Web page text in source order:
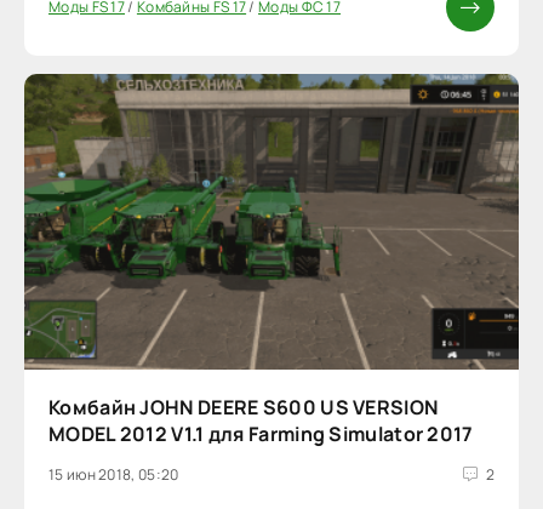
Моды FS 17/ Комбайны FS 17/Моды ФС 17
Комбайн JOHN DEERE S600 US VERSION
MODEL 2012 V1.1 для Farming Simulator 2017
15 июн 2018, 05:20 2